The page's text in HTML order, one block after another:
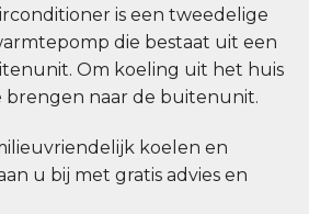
is een tweedelige
die bestaat uit een
Om koeling uit het huis
brengen naar de buitenunit.
koelen en
u bij met gratis advies en